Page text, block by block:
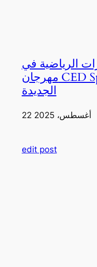
الرياضية في
مهرجان CED Sportival بالعلمين
الجديدة
22 أغسطس، 2025
edit post